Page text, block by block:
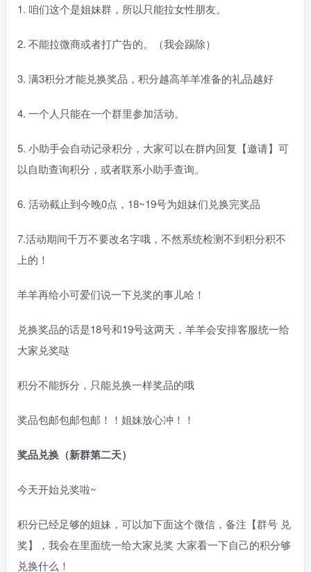
1. 咱们这个是姐妹群，所以只能拉女性朋友。
2. 不能拉微商或者打广告的。（我会踢除）
3. 满3积分才能兑换奖品，积分越高羊羊准备的礼品越好
4. 一个人只能在一个群里参加活动。
5. 小助手会自动记录积分，大家可以在群内回复【邀请】可
以自助查询积分，或者联系小助手查询。
6. 活动截止到今晚0点，18~19号为姐妹们兑换完奖品
7.活动期间千万不要改名字哦，不然系统检测不到积分积不
上的！
羊羊再给小可爱们说一下兑奖的事儿哈！
兑换奖品的话是18号和19号这两天，羊羊会安排客服统一给
大家兑奖哒
积分不能拆分，只能兑换一样奖品的哦
奖品包邮包邮包邮！！姐妹放心冲！！
奖品兑换（新群第二天）
今天开始兑奖啦~
积分已经足够的姐妹，可以加下面这个微信，备注【群号 兑
奖】，我会在里面统一给大家兑奖 大家看一下自己的积分够
兑换什么！